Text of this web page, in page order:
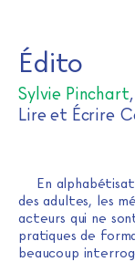
Skip
content
Édito
Sylvie Pinchart
Lire et Écrire
En
des adultes, les
acteurs qui ne
pratiques de
beaucoup